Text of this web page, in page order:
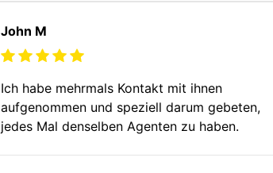
John M
Ich habe mehrmals Kontakt mit ihnen
aufgenommen und speziell darum gebeten,
jedes Mal denselben Agenten zu haben.